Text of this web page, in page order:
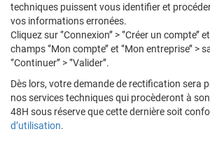
techniques puissent vous identifier et
vos informations erronées.
Cliquez sur ‘’Connexion’’ > ‘’Créer un compte’’
champs ‘’Mon compte’’ et ‘’Mon entreprise’’ >
‘’Continuer’’ > ‘’Valider’’.
Dès lors, votre demande de rectification sera
nos services techniques qui procèderont à
48H sous réserve que cette dernière soit
d’utilisation.